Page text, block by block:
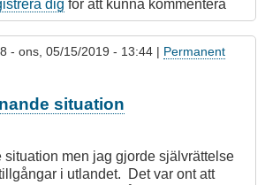
dig för att kunna kommentera
- ons, 05/15/2019 - 13:44 | Permanent
situation
men jag gjorde självrättelse
i utlandet. Det var ont att